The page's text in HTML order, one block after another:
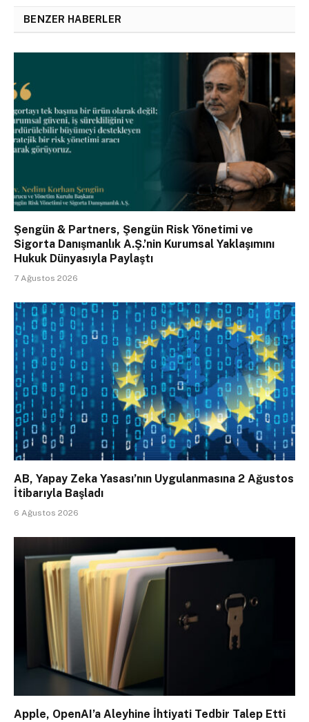
BENZER HABERLER
Şengün & Partners, Şengün Risk Yönetimi ve
Sigorta Danışmanlık A.Ş.’nin Kurumsal Yaklaşımını
Hukuk Dünyasıyla Paylaştı
7 Ağustos 2026
AB, Yapay Zeka Yasası’nın Uygulanmasına 2 Ağustos
İtibarıyla Başladı
6 Ağustos 2026
Apple, OpenAI’a Aleyhine İhtiyati Tedbir Talep Etti